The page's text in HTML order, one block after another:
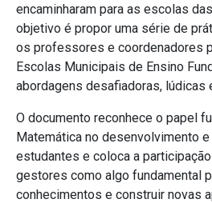
encaminharam para as escolas
objetivo é propor uma série de
os professores e coordenadores
Escolas Municipais de Ensino
abordagens desafiadoras, lúdicas
O documento reconhece o papel
Matemática no desenvolvimento
estudantes e coloca a
gestores como algo fundamental
conhecimentos e construir novas